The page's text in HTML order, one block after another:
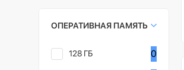
ОПЕРАТИВНАЯ ПАМЯТЬ
128 ГБ 0